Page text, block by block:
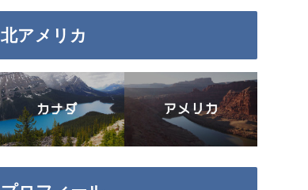
北アメリカ